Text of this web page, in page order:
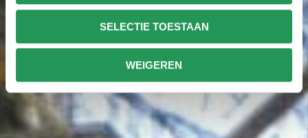
SELECTIE TOESTAAN
WEIGEREN